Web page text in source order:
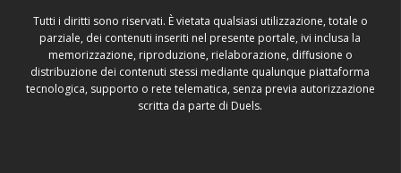
Tutti i diritti sono riservati. È vietata qualsiasi utilizzazione, totale o
parziale, dei contenuti inseriti nel presente portale, ivi inclusa la
memorizzazione, riproduzione, rielaborazione, diffusione o
distribuzione dei contenuti stessi mediante qualunque piattaforma
tecnologica, supporto o rete telematica, senza previa autorizzazione
scritta da parte di Duels.